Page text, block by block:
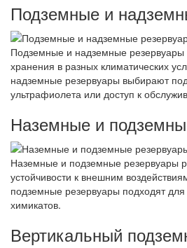
Подземные и
Подземные и надземные
хранения в разных климатических
надземные резервуары выбирают
ультрафиолета или доступ к
Наземные и
Наземные и подземные резервуары
устойчивости к внешним
подземные резервуары подходят
химикатов.
Вертикальный